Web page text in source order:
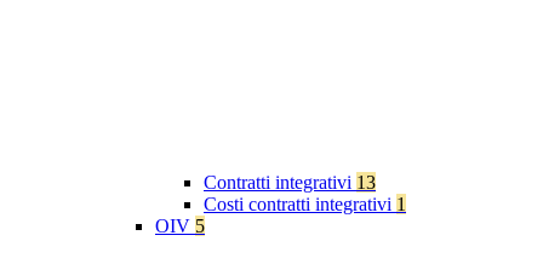
Contratti integrativi 13
Costi contratti integrativi 1
OIV 5